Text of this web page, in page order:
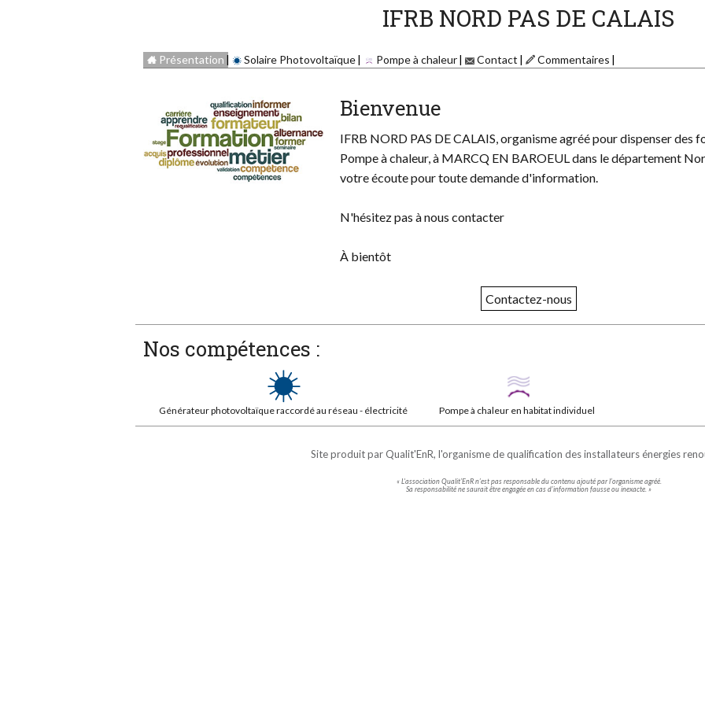
IFRB NORD PAS DE CALAIS
Présentation Solaire Photovoltaïque Pompe à chaleur Contact Commentaires
Bienvenue
IFRB NORD PAS DE CALAIS, organisme agréé pour dispenser des
Pompe à chaleur, à MARCQ EN BAROEUL dans le département
votre écoute pour toute demande d'information.
N'hésitez pas à nous contacter
À bientôt
Contactez-nous
Nos compétences :
Générateur photovoltaïque raccordé au réseau - électricité Pompe à chaleur en habitat individuel
Site produit parQualit'EnR, l'organisme de qualification des installateurs énergies
« L'association Qualit’EnR n’est pas responsable du contenu ajouté par l’organisme agréé.
Sa responsabilité ne saurait être engagée en cas d’information fausse ou inexacte. »